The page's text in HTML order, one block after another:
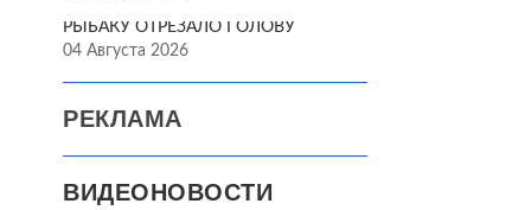
РЫБАКУ ОТРЕЗАЛО ГОЛОВУ
04 Августа 2026
РЕКЛАМА
ВИДЕОНОВОСТИ